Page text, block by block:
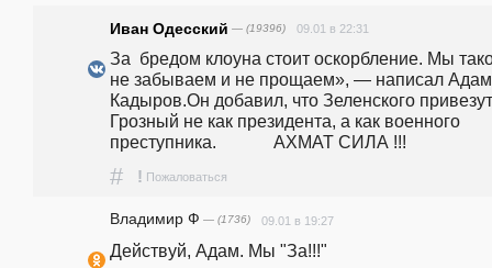
Иван Одесский — (19396) 09.01 в 22:31
За  бредом клоуна стоит оскорбление. Мы
не забываем и не прощаем», — написал Адам
Кадыров.Он добавил, что Зеленского
Грозный не как президента, а как военного
преступника.             АХМАТ СИЛА !!!
# ! Пожаловаться
Владимир Ф — (1736) 09.01 в 19:27
Действуй, Адам. Мы "За!!!"